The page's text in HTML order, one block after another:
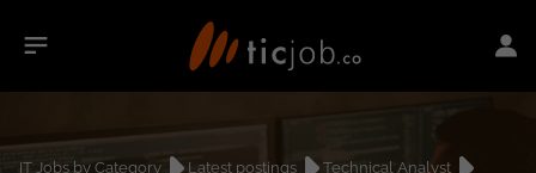
IT Jobs by Category Latest postings
Technical Analyst